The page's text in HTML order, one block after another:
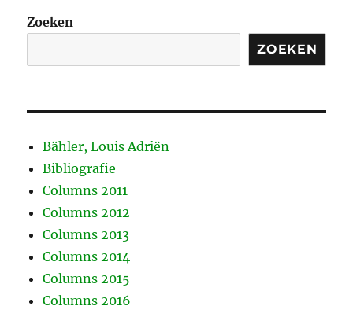
Zoeken
ZOEKEN
Bähler, Louis Adriën
Bibliografie
Columns 2011
Columns 2012
Columns 2013
Columns 2014
Columns 2015
Columns 2016